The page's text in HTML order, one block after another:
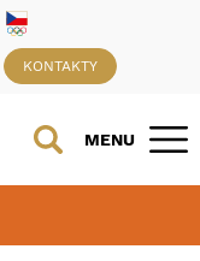
KONTAKTY
MENU